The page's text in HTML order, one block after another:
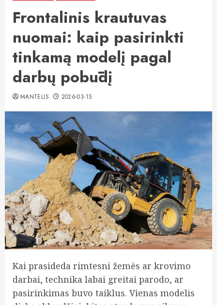
Frontalinis krautuvas
nuomai: kaip pasirinkti
tinkamą modelį pagal
darbų pobūdį
MANTELIS 2026-03-15
Kai prasideda rimtesni žemės ar krovimo
darbai, technika labai greitai parodo, ar
pasirinkimas buvo taiklus. Vienas modelis